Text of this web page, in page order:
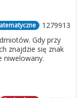
1279913
Gdy przy
znajdzie się znak
niwelowany.